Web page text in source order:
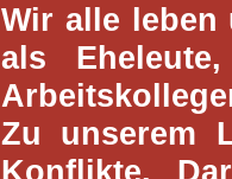
Wir alle leben
als
Zu unserem
Konflikte.